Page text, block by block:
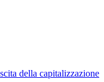
della capitalizzazione